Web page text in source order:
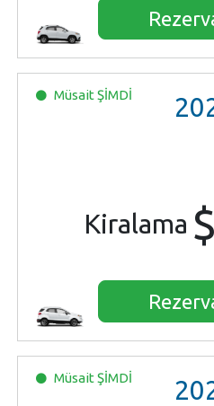
Müsait ŞİMDİ
Kiralama
Müsait ŞİMDİ